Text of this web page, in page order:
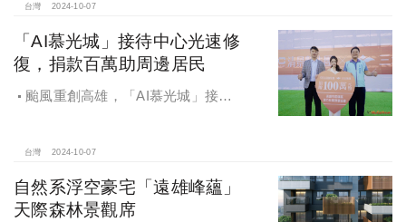
價率5％。
台灣 2024-10-07
「AI慕光城」接待中心光速修
復，捐款百萬助周邊居民
颱風重創高雄，「AI慕光城」接待
民復原家園
台灣 2024-10-07
自然系浮空豪宅「遠雄峰蘊」
天際森林景觀席